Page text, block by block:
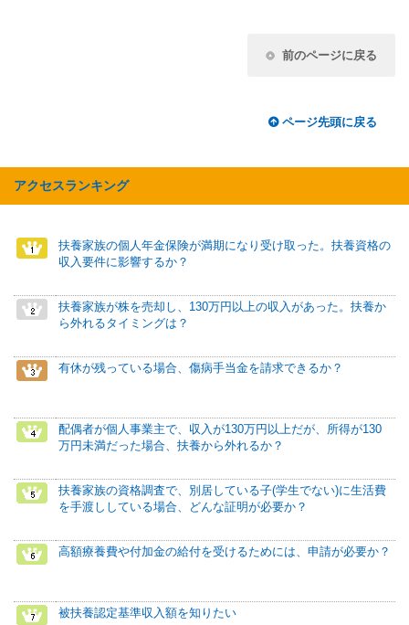
前のページに戻る
ページ先頭に戻る
アクセスランキング
扶養家族の個人年金保険が満期になり受け取った。扶養資格の
収入要件に影響するか？
扶養家族が株を売却し、130万円以上の収入があった。扶養か
ら外れるタイミングは？
有休が残っている場合、傷病手当金を請求できるか？
配偶者が個人事業主で、収入が130万円以上だが、所得が130
万円未満だった場合、扶養から外れるか？
扶養家族の資格調査で、別居している子(学生でない)に生活費
を手渡ししている場合、どんな証明が必要か？
高額療養費や付加金の給付を受けるためには、申請が必要か？
被扶養認定基準収入額を知りたい